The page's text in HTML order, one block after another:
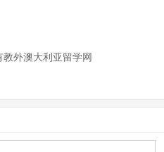
教外澳大利亚留学网